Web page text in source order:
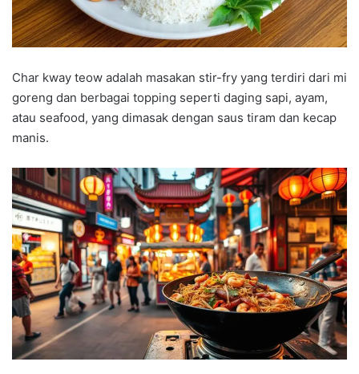
Char kway teow adalah masakan stir-fry yang terdiri dari mi
goreng dan berbagai topping seperti daging sapi, ayam,
atau seafood, yang dimasak dengan saus tiram dan kecap
manis.